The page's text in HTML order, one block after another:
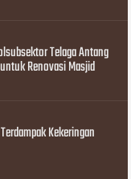
Telaga Antang
Renovasi Masjid
Kekeringan